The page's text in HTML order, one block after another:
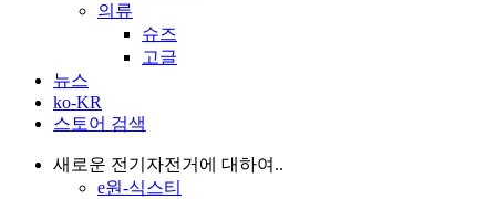
의류
슈즈
고글
뉴스
ko-KR
스토어 검색
새로운 전기자전거에 대하여..
e원-식스티